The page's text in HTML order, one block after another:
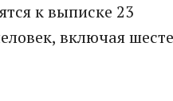
к выписке 23
включая